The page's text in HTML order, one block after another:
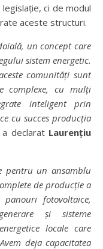
ci de modul
aceste structuri.
ă, un concept care
sistem energetic.
comunități sunt
complexe, cu mulți
inteligent prin
cu succes producția
declarat Laurențiu
pentru un ansamblu
de producție a
panouri fotovoltaice,
și sisteme
locale care
deja capacitatea